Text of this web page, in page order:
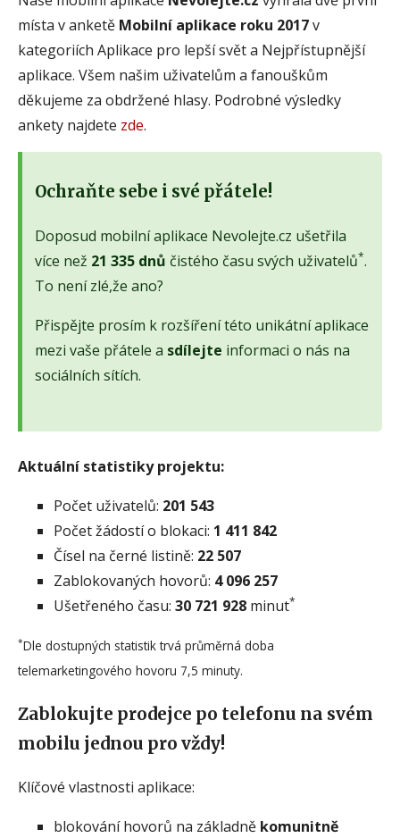
místa v anketě Mobilní aplikace roku 2017v
kategoriích Aplikace pro lepší svět a Nejpřístupnější
aplikace. Všem našim uživatelům a fanouškům
děkujeme za obdržené hlasy. Podrobné výsledky
ankety najdete zde.
Ochraňte sebe i své přátele!
Doposud mobilní aplikace Nevolejte.cz ušetřila
více než 21 335 dnů čistého času svých uživatelů*.
To není zlé,že ano?
Přispějte prosím k rozšíření této unikátní aplikace
mezi vaše přátele a sdílejte informaci o nás na
sociálních sítích.
Aktuální statistiky projektu:
Počet uživatelů: 201 543
Počet žádostí o blokaci: 1 411 842
Čísel na černé listině: 22 507
Zablokovaných hovorů: 4 096 257
Ušetřeného času: 30 721 928 minut*
*Dle dostupných statistik trvá průměrná doba
telemarketingového hovoru 7,5 minuty.
Zablokujte prodejce po telefonu na svém
mobilu jednou pro vždy!
Klíčové vlastnosti aplikace:
blokování hovorů na základně komunitně